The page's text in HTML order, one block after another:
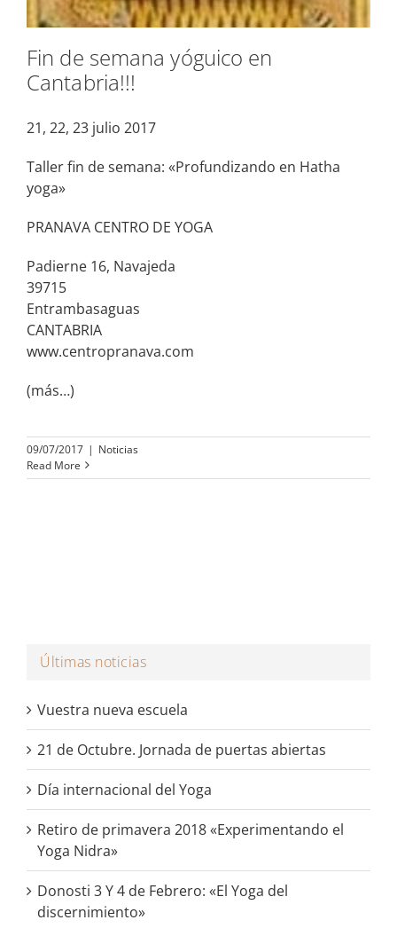
Fin de semana yóguico en
Cantabria!!!
21, 22, 23 julio 2017
Taller fin de semana: «Profundizando en Hatha
yoga»
PRANAVA CENTRO DE YOGA
Padierne 16, Navajeda
39715
Entrambasaguas
CANTABRIA
www.centropranava.com
(más…)
09/07/2017 | Noticias
Read More
Últimas noticias
Vuestra nueva escuela
21 de Octubre. Jornada de puertas abiertas
Día internacional del Yoga
Retiro de primavera 2018 «Experimentando el
Yoga Nidra»
Donosti 3 Y 4 de Febrero: «El Yoga del
discernimiento»